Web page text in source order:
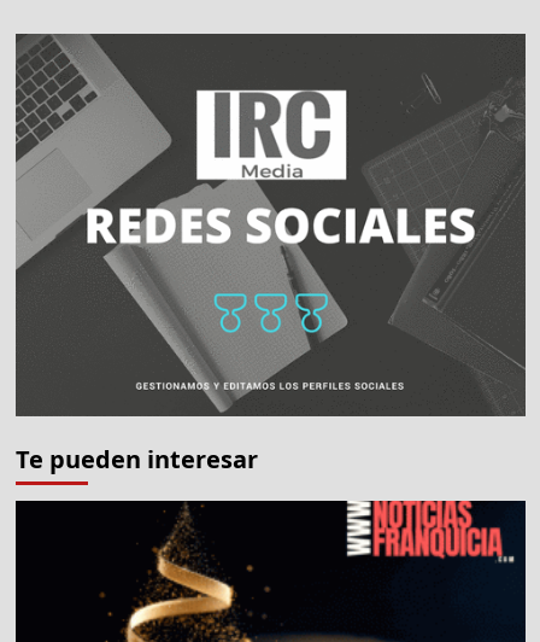
#Eroski
inaugura
un
supermercado
franquiciado
Mutriku
Te pueden interesar